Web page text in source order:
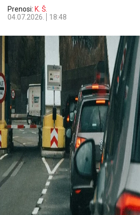
Prenosi: K. Š.
04.07.2026.
18:48